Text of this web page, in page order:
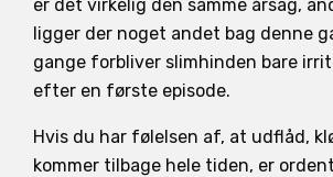
er det virkelig den samme årsag,
ligger der noget andet bag denne
gange forbliver slimhinden bare
efter en første episode.
Hvis du har følelsen af, at udflåd,
kommer tilbage hele tiden, er